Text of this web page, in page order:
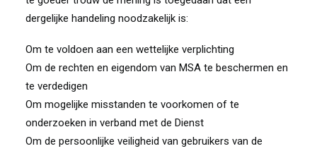
dergelijke handeling noodzakelijk is:
Om te voldoen aan een wettelijke verplichting
Om de rechten en eigendom van MSA te beschermen en
te verdedigen
Om mogelijke misstanden te voorkomen of te
onderzoeken in verband met de Dienst
Om de persoonlijke veiligheid van gebruikers van de